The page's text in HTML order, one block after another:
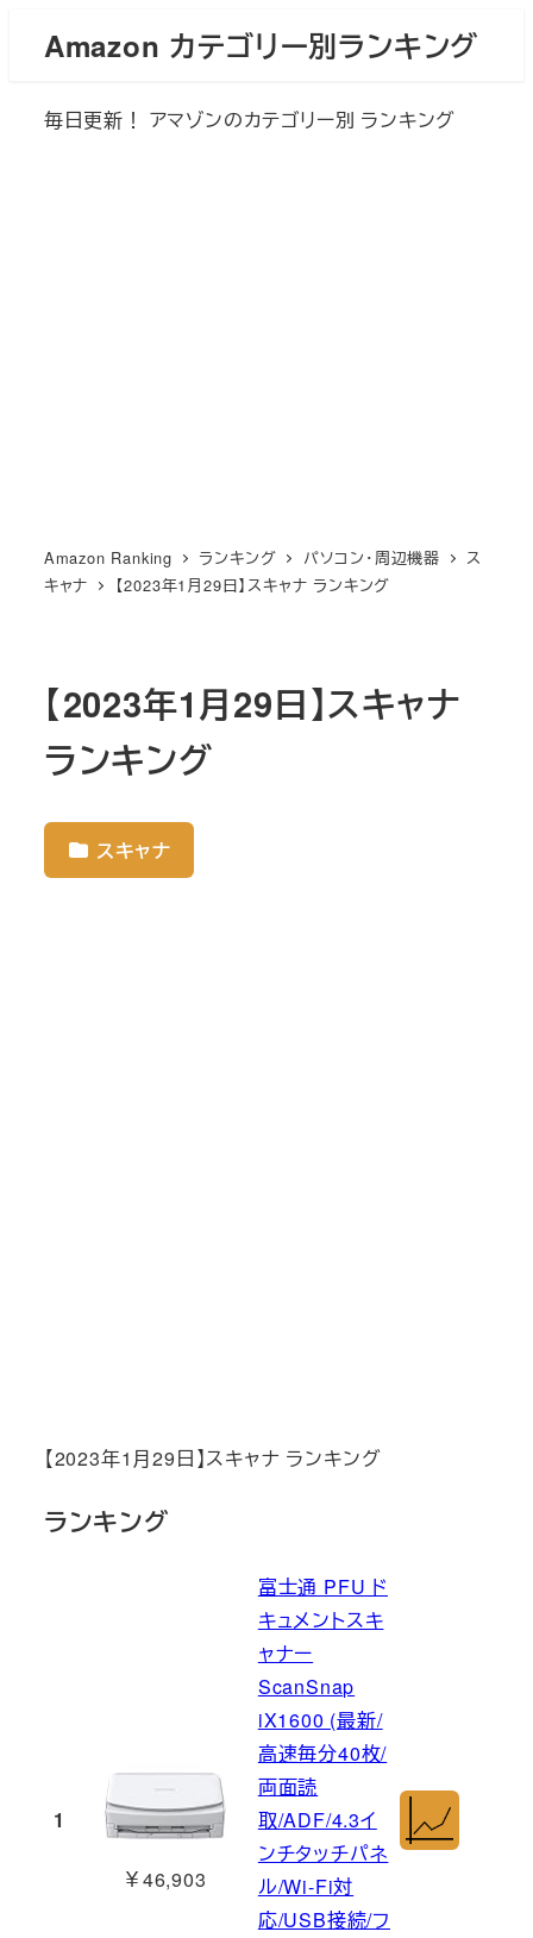
Amazon カテゴリー別ランキング
毎日更新！ アマゾンのカテゴリー別 ランキング
Amazon Ranking ランキング パソコン・周辺機器
ス
キャナ
【2023年1月29日】スキャナ ランキング
【2023年1月29日】スキャナ
ランキング
スキャナ
【2023年1月29日】スキャナ ランキング
ランキング
1
￥46,903
富士通 PFU ド
キュメントスキ
ャナー
ScanSnap
iX1600 (最新/
高速毎分40枚/
両面読
取/ADF/4.3イ
ンチタッチパネ
ル/Wi-Fi対
応/USB接続/フ